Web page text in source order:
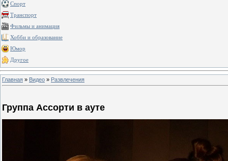
Спорт
Транспорт
Фильмы и анимация
Хобби и образование
Юмор
Другое
Главная » Видео » Развлечения
Группа Ассорти в ауте